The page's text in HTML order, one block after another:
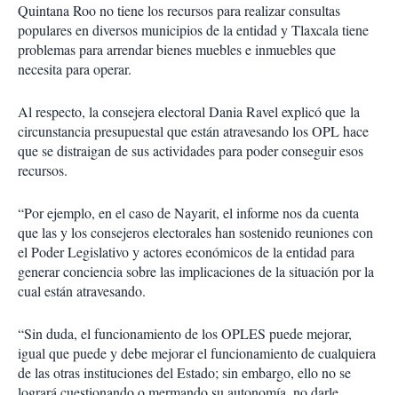
Quintana Roo no tiene los recursos para realizar consultas
populares en diversos municipios de la entidad y Tlaxcala tiene
problemas para arrendar bienes muebles e inmuebles que
necesita para operar.
Al respecto, la consejera electoral Dania Ravel explicó que la
circunstancia presupuestal que están atravesando los OPL hace
que se distraigan de sus actividades para poder conseguir esos
recursos.
“Por ejemplo, en el caso de Nayarit, el informe nos da cuenta
que las y los consejeros electorales han sostenido reuniones con
el Poder Legislativo y actores económicos de la entidad para
generar conciencia sobre las implicaciones de la situación por la
cual están atravesando.
“Sin duda, el funcionamiento de los OPLES puede mejorar,
igual que puede y debe mejorar el funcionamiento de cualquiera
de las otras instituciones del Estado; sin embargo, ello no se